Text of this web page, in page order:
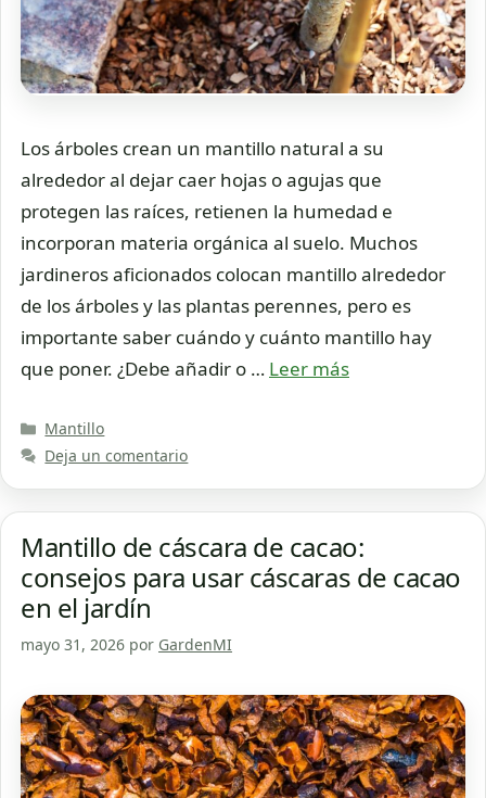
Los árboles crean un mantillo natural a su
alrededor al dejar caer hojas o agujas que
protegen las raíces, retienen la humedad e
incorporan materia orgánica al suelo. Muchos
jardineros aficionados colocan mantillo alrededor
de los árboles y las plantas perennes, pero es
importante saber cuándo y cuánto mantillo hay
que poner. ¿Debe añadir o … Leer más
Categorías
Mantillo
Deja un comentario
Mantillo de cáscara de cacao:
consejos para usar cáscaras de cacao
en el jardín
mayo 31, 2026 por GardenMI